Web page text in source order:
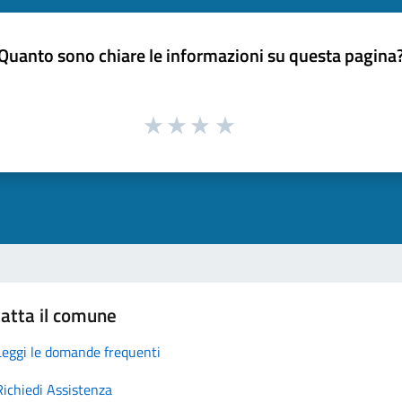
sono chiare le informazioni su questa
il comune
le domande frequenti
Assistenza